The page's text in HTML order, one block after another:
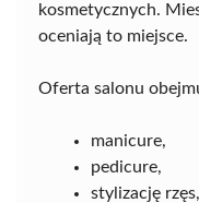
kosmetycznych.
oceniają to miejsce.
Oferta salonu
manicure,
pedicure,
stylizację rzęs,